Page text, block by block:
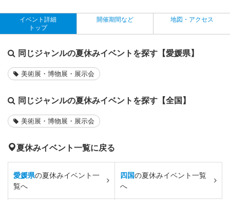
イベント詳細
トップ
開催期間など 地図・アクセス
同じジャンルの夏休みイベントを探す【愛媛県】
美術展・博物展・展示会
同じジャンルの夏休みイベントを探す【全国】
美術展・博物展・展示会
夏休みイベント一覧に戻る
愛媛県の夏休みイベント一
覧へ
四国の夏休みイベント一覧
へ